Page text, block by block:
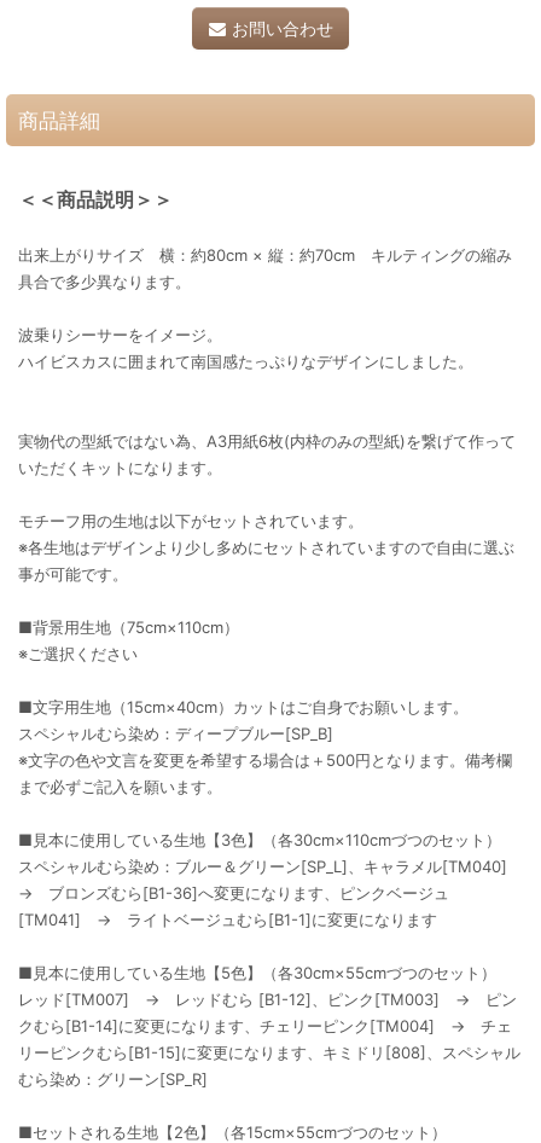
お問い合わせ
商品詳細
＜＜商品説明＞＞
出来上がりサイズ 横：約80cm × 縦：約70cm キルティングの縮み
具合で多少異なります。
波乗りシーサーをイメージ。
ハイビスカスに囲まれて南国感たっぷりなデザインにしました。
実物代の型紙ではない為、A3用紙6枚(内枠のみの型紙)を繋げて作って
いただくキットになります。
モチーフ用の生地は以下がセットされています。
※各生地はデザインより少し多めにセットされていますので自由に選ぶ
事が可能です。
■背景用生地（75cm×110cm）
※ご選択ください
■文字用生地（15cm×40cm）カットはご自身でお願いします。
スペシャルむら染め：ディープブルー[SP_B]
※文字の色や文言を変更を希望する場合は＋500円となります。備考欄
まで必ずご記入を願います。
■見本に使用している生地【3色】（各30cm×110cmづつのセット）
スペシャルむら染め：ブルー＆グリーン[SP_L]、キャラメル[TM040]
→ ブロンズむら[B1-36]へ変更になります、ピンクベージュ
[TM041] → ライトベージュむら[B1-1]に変更になります
■見本に使用している生地【5色】（各30cm×55cmづつのセット）
レッド[TM007] → レッドむら [B1-12]、ピンク[TM003] → ピン
クむら[B1-14]に変更になります、チェリーピンク[TM004] → チェ
リーピンクむら[B1-15]に変更になります、キミドリ[808]、スペシャル
むら染め：グリーン[SP_R]
■セットされる生地【2色】（各15cm×55cmづつのセット）